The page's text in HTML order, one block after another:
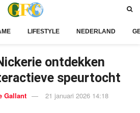
LIFESTYLE NEDERLAND
ontdekken
speurtocht
Gallant
21 januari 2026 14:18